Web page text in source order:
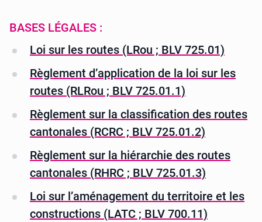
BASES LÉGALES :
Loi sur les routes (LRou ; BLV 725.01)
Règlement d’application de la loi sur les
routes (RLRou ; BLV 725.01.1)
Règlement sur la classification des routes
cantonales (RCRC ; BLV 725.01.2)
Règlement sur la hiérarchie des routes
cantonales (RHRC ; BLV 725.01.3)
Loi sur l’aménagement du territoire et les
constructions (LATC ; BLV 700.11)